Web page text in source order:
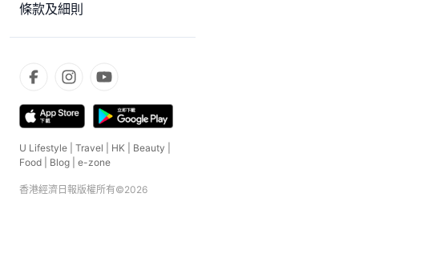
條款及細則
U Lifestyle Travel HK Beauty
Food
Blog e-zone
香港經濟日報版權所有©2026